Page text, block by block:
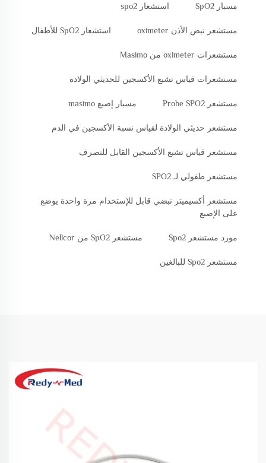
مسبار SpO2 استشعار spo2
مستشعر نبض الأذن oximeter استشعار SpO2 للأطفال
مستشعرات oximeter من Masimo
مستشعرات قياس تشبع الأكسجين للحديثي الولادة
مستشعر Probe SPO2 مسبار إصبع masimo
مستشعر حديثي الولادة لقياس نسبة الأكسجين في الدم
مستشعر قياس تشبع الأكسجين القابل للتصرف
مستشعر طفولي لـ SPO2
مستشعر أكسيميتر نبضي قابل للإستخدام مرة واحدة يوضع
على الإصبع
مورد مستشعر Spo2 مستشعر SpO2 من Nellcor
مستشعر Spo2 للبالغين